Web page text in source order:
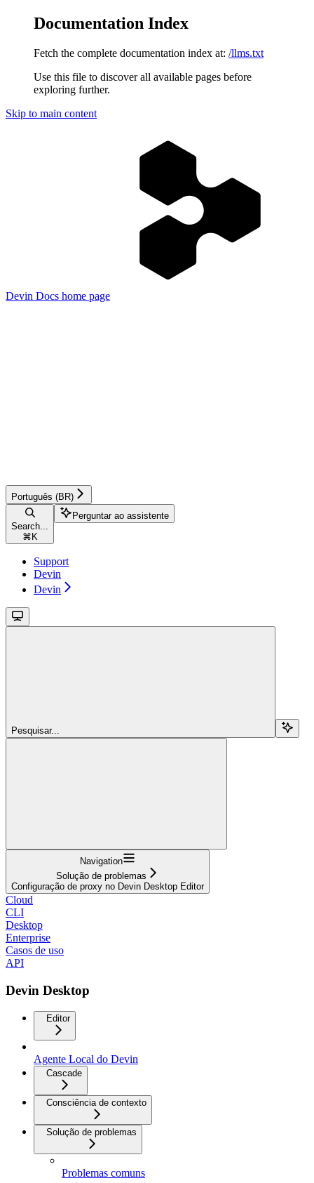
Documentation Index
Fetch the complete documentation index at: /llms.txt
Use this file to discover all available pages before
exploring further.
Skip to main content
Devin Docs home page
Português (BR)
Search...
⌘ K
Perguntar ao assistente
Support
Devin
Devin
Pesquisar...
Navigation
Solução de problemas
Configuração de proxy no Devin Desktop Editor
Cloud
CLI
Desktop
Enterprise
Casos de uso
API
Devin Desktop
Editor
Agente Local do Devin
Cascade
Consciência de contexto
Solução de problemas
Problemas comuns